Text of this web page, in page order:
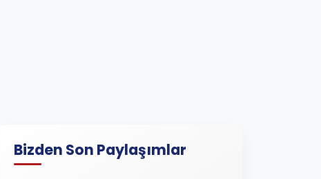
Bizden Son Paylaşımlar